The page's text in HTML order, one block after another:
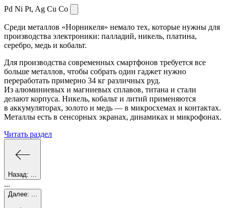
Pd Ni Pt, Ag Cu Co
Среди металлов «Норникеля» немало тех, которые нужны для
производства электроники: палладий, никель, платина,
серебро, медь и кобальт.
Для производства современных смартфонов требуется все
больше металлов, чтобы собрать один гаджет нужно
переработать примерно 34 кг различных руд.
Из алюминиевых и магниевых сплавов, титана и стали
делают корпуса. Никель, кобальт и литий применяются
в аккумуляторах, золото и медь — в микросхемах и контактах.
Металлы есть в сенсорных экранах, динамиках и микрофонах.
Читать раздел
Назад:
...
Далее: